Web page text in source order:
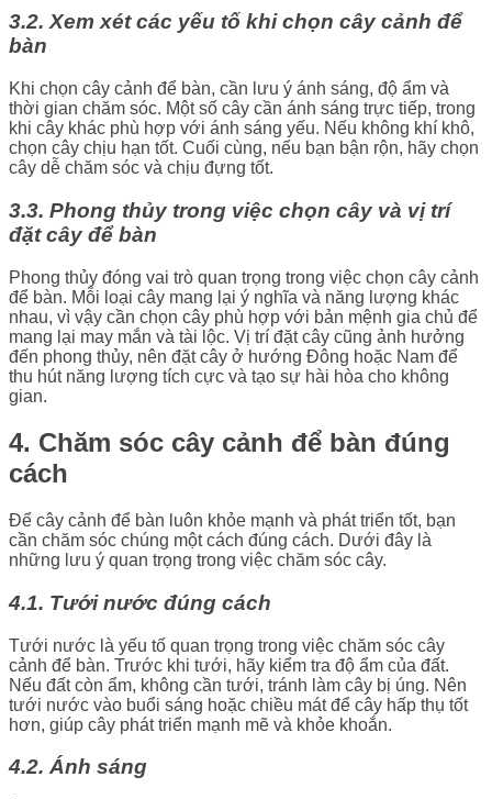
3.2. Xem xét các yếu tố khi chọn cây cảnh để
bàn
Khi chọn cây cảnh để bàn, cần lưu ý ánh sáng, độ ẩm và
thời gian chăm sóc. Một số cây cần ánh sáng trực tiếp, trong
khi cây khác phù hợp với ánh sáng yếu. Nếu không khí khô,
chọn cây chịu hạn tốt. Cuối cùng, nếu bạn bận rộn, hãy chọn
cây dễ chăm sóc và chịu đựng tốt.
3.3. Phong thủy trong việc chọn cây và vị trí
đặt cây để bàn
Phong thủy đóng vai trò quan trọng trong việc chọn cây cảnh
để bàn. Mỗi loại cây mang lại ý nghĩa và năng lượng khác
nhau, vì vậy cần chọn cây phù hợp với bản mệnh gia chủ để
mang lại may mắn và tài lộc. Vị trí đặt cây cũng ảnh hưởng
đến phong thủy, nên đặt cây ở hướng Đông hoặc Nam để
thu hút năng lượng tích cực và tạo sự hài hòa cho không
gian.
4. Chăm sóc cây cảnh để bàn đúng
cách
Để cây cảnh để bàn luôn khỏe mạnh và phát triển tốt, bạn
cần chăm sóc chúng một cách đúng cách. Dưới đây là
những lưu ý quan trọng trong việc chăm sóc cây.
4.1. Tưới nước đúng cách
Tưới nước là yếu tố quan trọng trong việc chăm sóc cây
cảnh để bàn. Trước khi tưới, hãy kiểm tra độ ẩm của đất.
Nếu đất còn ẩm, không cần tưới, tránh làm cây bị úng. Nên
tưới nước vào buổi sáng hoặc chiều mát để cây hấp thụ tốt
hơn, giúp cây phát triển mạnh mẽ và khỏe khoắn.
4.2. Ánh sáng